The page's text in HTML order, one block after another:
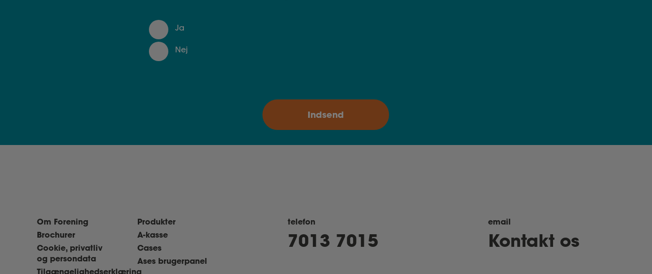
Ja
Nej
Om Forening
Brochurer
Cookie, privatliv
og persondata
Tilgængelighedserklæring
Produkter
A-kasse
Cases
Ases brugerpanel
telefon
7013 7015
email
Kontakt os